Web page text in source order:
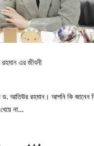
এর জীবনী
ড. আতিউর রহমান। আপনি কি জানেন
না...